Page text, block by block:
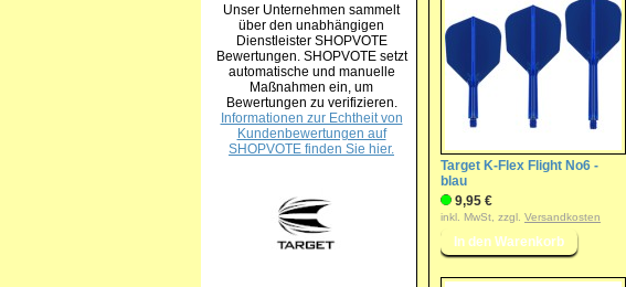
Unser Unternehmen sammelt
über den unabhängigen
Dienstleister SHOPVOTE
Bewertungen. SHOPVOTE setzt
automatische und manuelle
Maßnahmen ein, um
Bewertungen zu verifizieren.
Informationen zur Echtheit von
Kundenbewertungen auf
SHOPVOTE finden Sie hier.
Target K-Flex Flight No6 -
blau
9,95 €
inkl. MwSt, zzgl. Versandkosten